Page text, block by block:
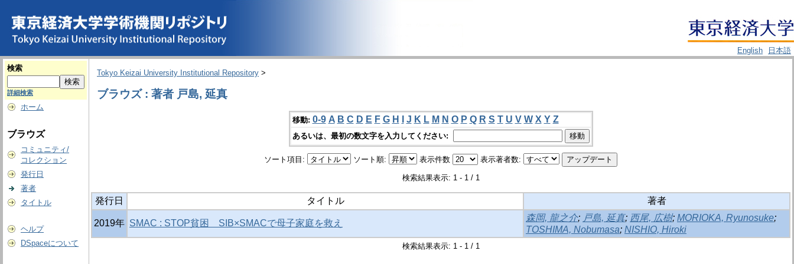
English
日本語
検索
詳細検索
ホーム
ブラウズ
コミュニティ/
コレクション
発行日
著者
タイトル
ヘルプ
DSpaceについて
Tokyo Keizai University Institutional Repository >
ブラウズ : 著者 戸島, 延真
移動: 0-9 A B C D E F G H J K L M N O P Q R S T U V W X Y Z
あるいは、最初の数文字を入力してください:
ソート項目: ソート順: 表示件数 表示著者数:
検索結果表示: 1 - 1 / 1
発行日 タイトル 著者
2019年 SMAC : STOP貧困 SIB×SMACで母子家庭を救え
森岡, 龍之介; 戸島, 延真; 西尾, 広樹; MORIOKA, Ryunosuke;
TOSHIMA, Nobumasa; NISHIO, Hiroki
検索結果表示: 1 - 1 / 1